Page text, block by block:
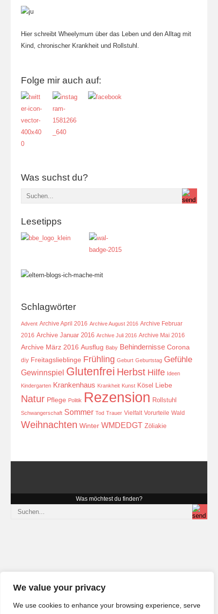
We value your privacy
We use cookies to enhance your browsing experience, serve
Hier schreibt Wheelymum über das Leben und den Alltag mit
Kind, chronischer Krankheit und Rollstuhl.
Folge mir auch auf:
Was suchst du?
Lesetipps
Schlagwörter
Advent Archive April 2016 Archive August 2016 Archive Februar
2016 Archive Januar 2016 Archive Juli 2016 Archive Mai 2016
Archive März 2016 Ausflug Baby Behindernisse Corona
diy Freitagslieblinge Frühling Geburt Geburtstag Gefühle
Gewinnspiel Glutenfrei Herbst Hilfe Ideen
Kindergarten Krankenhaus Krankheit Kunst Kösel Liebe
Natur Pflege Politik Rezension Rollstuhl
Schwangerschaft Sommer Tod Trauer Vielfalt Vorurteile Wald
Weihnachten Winter WMDEDGT Zöliakie
Was möchtest du finden?